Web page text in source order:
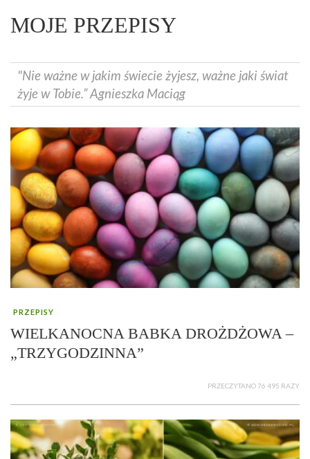
MOJE PRZEPISY
"Nie ważne w jakim świecie żyjesz, ważne jaki świat
żyje w Tobie.” Agnieszka Maciąg
PRZEPISY
WIELKANOCNA BABKA DROŻDŻOWA –
„TRZYGODZINNA”
PRZECZYTANO 76 495 RAZY